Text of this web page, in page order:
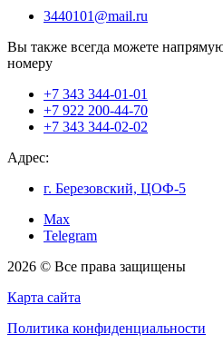
3440101@mail.ru
Вы также всегда можете
номеру
+7 343 344-01-01
+7 922 200-44-70
+7 343 344-02-02
Адрес:
г. Березовский, ЦОФ-5
Max
Telegram
2026 © Все права защищены
Карта сайта
Политика конфиденциальности